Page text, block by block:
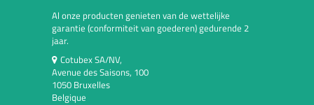
Al onze producten genieten van de wettelijke
garantie (conformiteit van goederen) gedurende 2
jaar.
Cotubex SA/NV,
Avenue des Saisons, 100
1050 Bruxelles
Belgique